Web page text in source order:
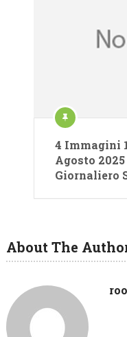
4 Immagini
Agosto
Giornaliero
About The